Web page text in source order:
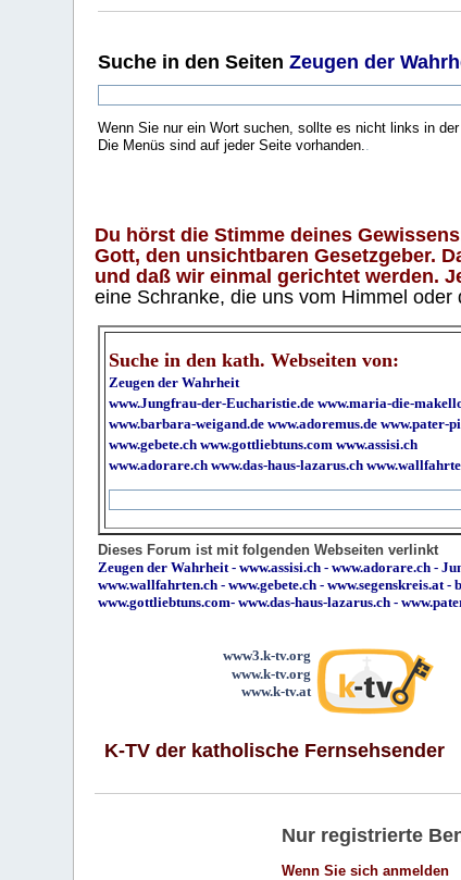
Suche in den SeitenZeugen der
Wenn Sie nur ein Wort suchen, sollte es nicht links in
Die Menüs sind auf jeder Seite vorhanden.
Du hörst die Stimme deines
Gott, den unsichtbaren Gesetzgeber.
und daß wir einmal gerichtet werden.
eine Schranke, die uns vom Himmel
Suche in den kath. Webseiten von:
Zeugen der Wahrheit
www.Jungfrau-der-Eucharistie.de www.maria-die-
www.barbara-weigand.de www.adoremus.de www.pater-
www.gebete.ch www.gottliebtuns.com www.assisi.ch
www.adorare.ch www.das-haus-lazarus.ch
Dieses Forum ist mit folgenden Webseiten verlinkt
Zeugen der Wahrheit -www.assisi.ch -www.adorare.ch -
www.wallfahrten.ch -www.gebete.ch -www.segenskreis.at -
www.gottliebtuns.com-www.das-haus-lazarus.ch -
www3.k-tv.org
www.k-tv.org
www.k-tv.at
K-TV der katholische Fernsehsender
Nur registrierte
Wenn Sie sich anmelden